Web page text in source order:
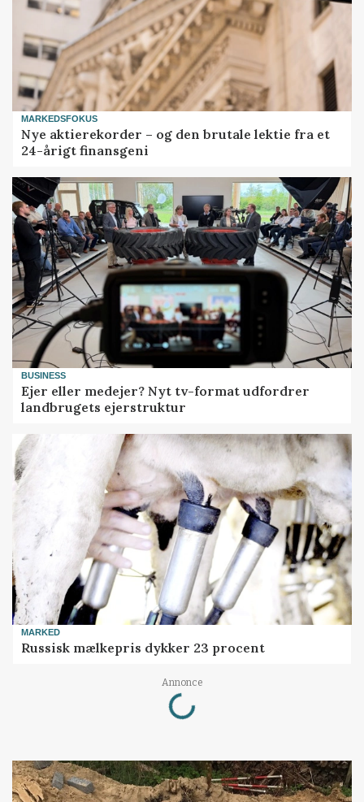
MARKEDSFOKUS
Nye aktierekorder – og den brutale lektie fra et
24-årigt finansgeni
BUSINESS
Ejer eller medejer? Nyt tv-format udfordrer
landbrugets ejerstruktur
MARKED
Russisk mælkepris dykker 23 procent
Annonce
Loading...